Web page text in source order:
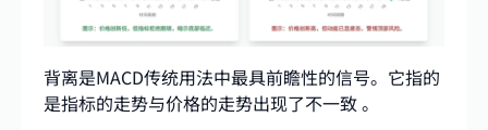
背离是MACD传统用法中最具前瞻性的信号。它指的
是指标的走势与价格的走势出现了不一致。